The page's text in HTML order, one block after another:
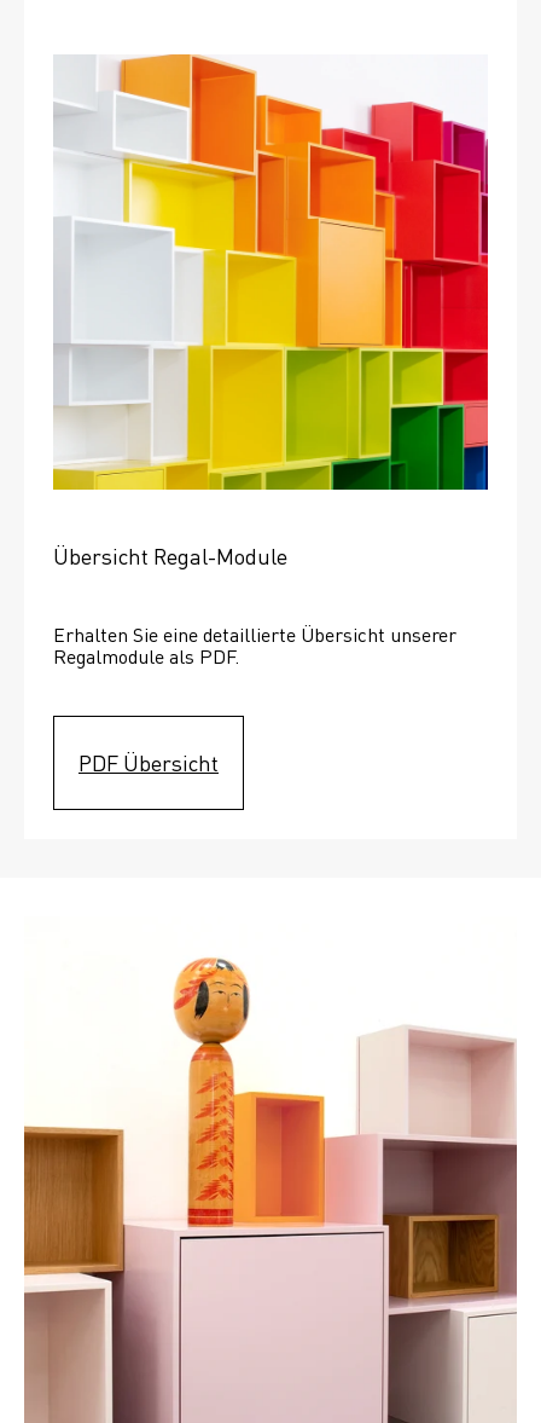
Übersicht Regal-Module
Erhalten Sie eine detaillierte Übersicht unserer
Regalmodule als PDF.
PDF Übersicht